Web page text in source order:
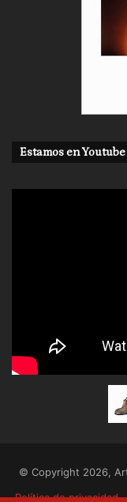
Estamos en Youtube
© Copyright 2026,
Política de privacidad